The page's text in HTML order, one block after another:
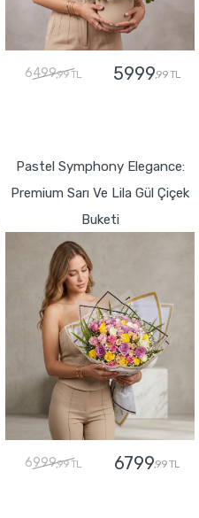
6499,99 TL 5999,99 TL
Pastel Symphony Elegance:
Premium Sarı Ve Lila Gül Çiçek
Buketi
6999,99 TL 6799,99 TL